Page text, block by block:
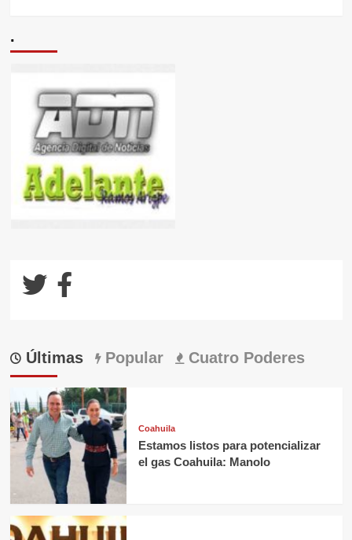
.
Últimas Popular Cuatro Poderes
Coahuila
Estamos listos para potencializar
el gas Coahuila: Manolo